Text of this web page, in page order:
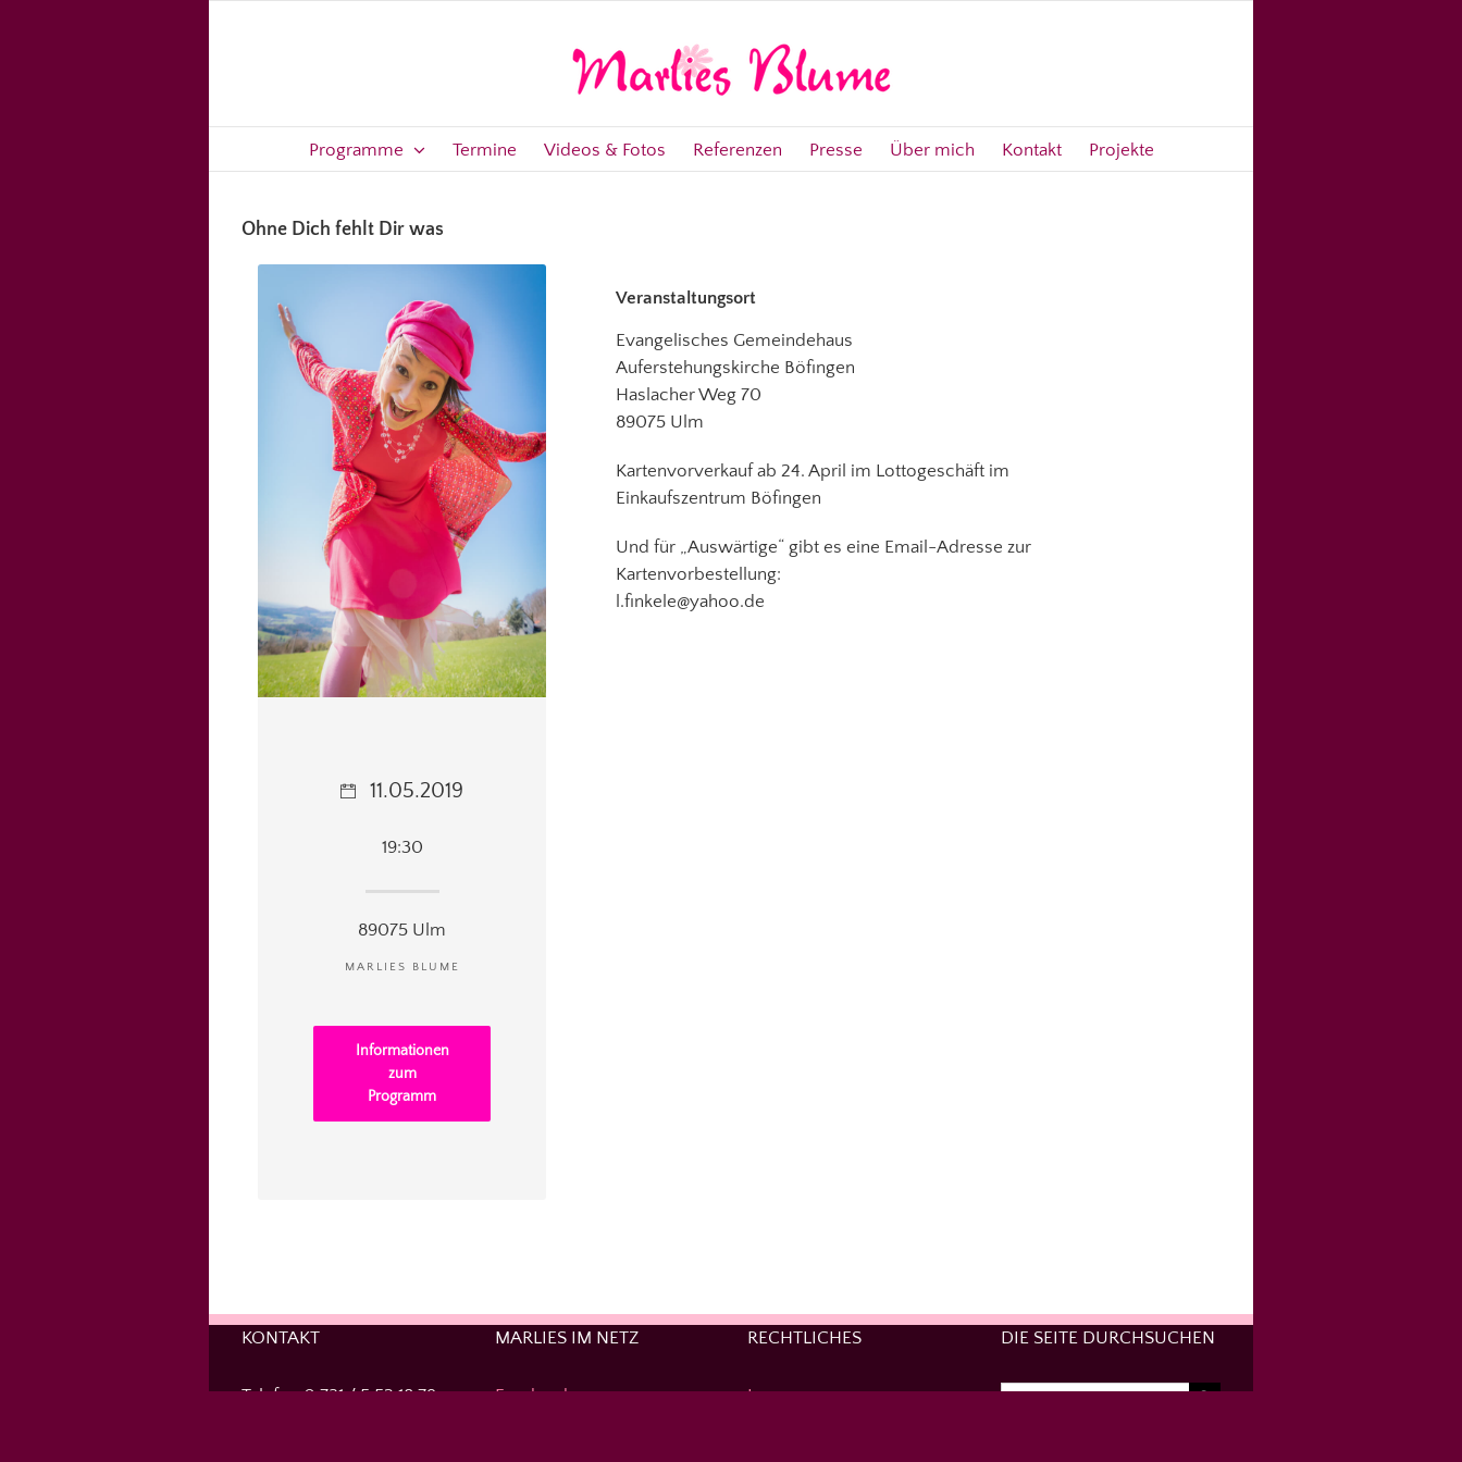
Programme Termine Videos & Fotos Referenzen Presse Über mich Kontakt Projekte
Ohne Dich fehlt Dir was
Veranstaltungsort
Evangelisches Gemeindehaus
Auferstehungskirche Böfingen
Haslacher Weg 70
89075 Ulm
Kartenvorverkauf ab 24. April im Lottogeschäft im
Einkaufszentrum Böfingen
Und für „Auswärtige“ gibt es eine Email-Adresse zur
Kartenvorbestellung:
l.finkele@yahoo.de
11.05.2019
19:30
89075 Ulm
MARLIES BLUME
Informationen
zum
Programm
KONTAKT
Telefon 0 731 / 5 52 18 79
MARLIES IM NETZ
Facebook
RECHTLICHES
Impressum
DIE SEITE DURCHSUCHEN
Suche